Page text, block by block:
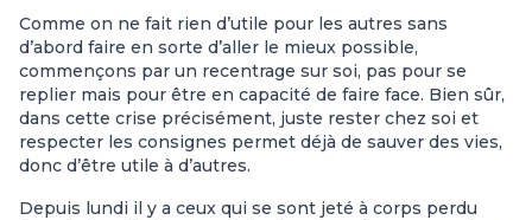
Comme on ne fait rien d’utile pour les autres sans
d’abord faire en sorte d’aller le mieux possible,
commençons par un recentrage sur soi, pas pour se
replier mais pour être en capacité de faire face. Bien sûr,
dans cette crise précisément, juste rester chez soi et
respecter les consignes permet déjà de sauver des vies,
donc d’être utile à d’autres.
Depuis lundi il y a ceux qui se sont jeté à corps perdu